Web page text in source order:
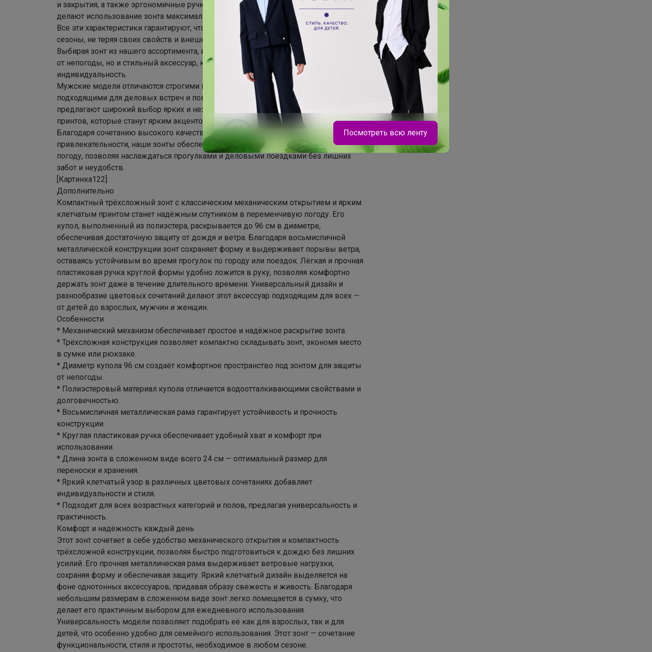
и закрытия, а также эргономичные ручки из приятных на ощупь материалов
делают использование зонта максимально удобным и комфортным.
Все эти характеристики гарантируют, что выбранный зонт прослужит многие
сезоны, не теряя своих свойств и внешнего вида.
Выбирая зонт из нашего ассортимента, вы получаете не только надёжную защиту
от непогоды, но и стильный аксессуар, который подчеркнёт ваш вкус и
индивидуальность.
Мужские модели отличаются строгими и элегантными оттенками, идеально
подходящими для деловых встреч и повседневной носки, а женские зонты
предлагают широкий выбор ярких и нежных цветов, а также оригинальных
принтов, которые станут ярким акцентом в образе.
Благодаря сочетанию высокого качества, долговечности и эстетической
привлекательности, наши зонты обеспечат вам комфорт и уверенность в любую
погоду, позволяя наслаждаться прогулками и деловыми поездками без лишних
забот и неудобств.
[Картинка122]
Дополнительно
Компактный трёхсложный зонт с классическим механическим открытием и ярким
клетчатым принтом станет надёжным спутником в переменчивую погоду. Его
купол, выполненный из полиэстера, раскрывается до 96 см в диаметре,
обеспечивая достаточную защиту от дождя и ветра. Благодаря восьмиспичной
металлической конструкции зонт сохраняет форму и выдерживает порывы ветра,
оставаясь устойчивым во время прогулок по городу или поездок. Лёгкая и прочная
пластиковая ручка круглой формы удобно ложится в руку, позволяя комфортно
держать зонт даже в течение длительного времени. Универсальный дизайн и
разнообразие цветовых сочетаний делают этот аксессуар подходящим для всех —
от детей до взрослых, мужчин и женщин.
Особенности
* Механический механизм обеспечивает простое и надёжное раскрытие зонта.
* Трёхсложная конструкция позволяет компактно складывать зонт, экономя место
в сумке или рюкзаке.
* Диаметр купола 96 см создаёт комфортное пространство под зонтом для защиты
от непогоды.
* Полиэстеровый материал купола отличается водоотталкивающими свойствами и
долговечностью.
* Восьмиспичная металлическая рама гарантирует устойчивость и прочность
конструкции.
* Круглая пластиковая ручка обеспечивает удобный хват и комфорт при
использовании.
* Длина зонта в сложенном виде всего 24 см — оптимальный размер для
переноски и хранения.
* Яркий клетчатый узор в различных цветовых сочетаниях добавляет
индивидуальности и стиля.
* Подходит для всех возрастных категорий и полов, предлагая универсальность и
практичность.
Комфорт и надёжность каждый день
Этот зонт сочетает в себе удобство механического открытия и компактность
трёхсложной конструкции, позволяя быстро подготовиться к дождю без лишних
усилий. Его прочная металлическая рама выдерживает ветровые нагрузки,
сохраняя форму и обеспечивая защиту. Яркий клетчатый дизайн выделяется на
фоне однотонных аксессуаров, придавая образу свежесть и живость. Благодаря
небольшим размерам в сложенном виде зонт легко помещается в сумку, что
делает его практичным выбором для ежедневного использования.
Универсальность модели позволяет подобрать её как для взрослых, так и для
детей, что особенно удобно для семейного использования. Этот зонт — сочетание
функциональности, стиля и простоты, необходимое в любом сезоне.
Нескучные школьный юбки от Nоblе Реoplе на
любой вкус
Брюнетка
Посмотреть всю ленту